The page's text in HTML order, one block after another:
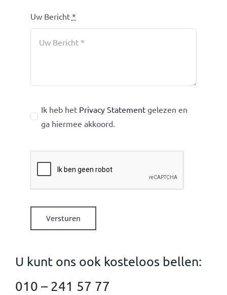
Uw Bericht *
Ik heb het Privacy Statement gelezen en
ga hiermee akkoord.
Versturen
U kunt ons ook kosteloos bellen:
010 – 241 57 77